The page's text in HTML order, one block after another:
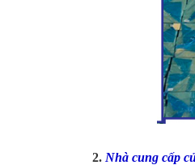
2. Nhà cung cấp